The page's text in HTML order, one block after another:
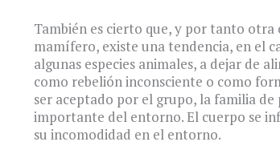
También es cierto que, y por tanto
mamífero, existe una tendencia, en el
algunas especies animales, a dejar de
como rebelión inconsciente o como
ser aceptado por el grupo, la familia
importante del entorno. El cuerpo se
su incomodidad en el entorno.